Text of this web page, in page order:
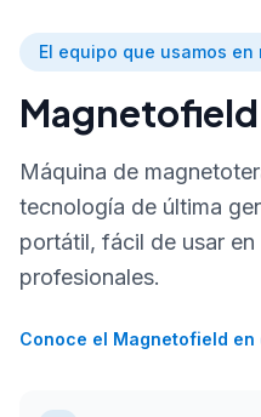
El equipo que usamos
Magnetofield
Máquina de
tecnología de última
portátil, fácil de usar
profesionales.
Conoce el Magnetofield en